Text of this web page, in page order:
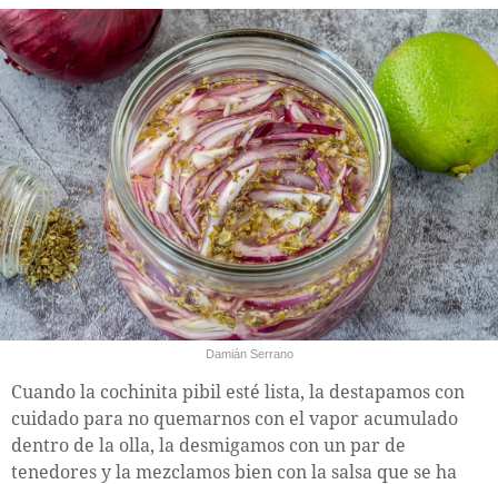
Damián Serrano
Cuando la cochinita pibil esté lista, la destapamos con
cuidado para no quemarnos con el vapor acumulado
dentro de la olla, la desmigamos con un par de
tenedores y la mezclamos bien con la salsa que se ha